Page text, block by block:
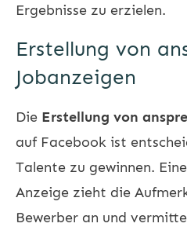
Ergebnisse zu erzielen.
Erstellung von
Jobanzeigen
Die Erstellung von
auf Facebook ist
Talente zu gewinnen.
Anzeige zieht die
Bewerber an und